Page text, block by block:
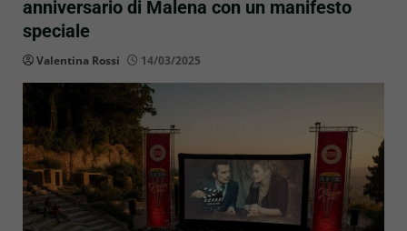
anniversario di Malena con un manifesto
speciale
Valentina Rossi 14/03/2025